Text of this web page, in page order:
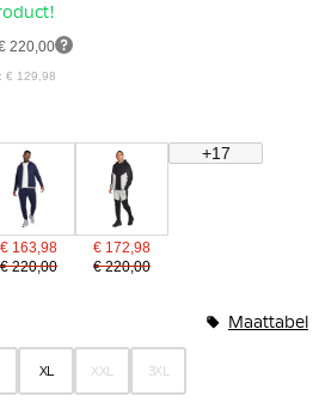
220,00
€ 129,98
€ 163,98
€ 220,00
€ 172,98
€ 220,00
+17
Maattabel
XL XXL 3XL